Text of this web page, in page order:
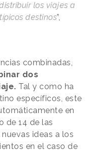
los viajes a
destinos”,
combinadas,
dos
Tal y como ha
específicos, este
en
de 14 de las
ideas a los
en el caso de